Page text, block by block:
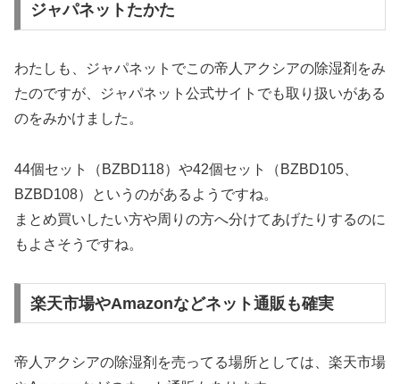
ジャパネットたかた
わたしも、ジャパネットでこの帝人アクシアの除湿剤をみ
たのですが、ジャパネット公式サイトでも取り扱いがある
のをみかけました。
44個セット（BZBD118）や42個セット（BZBD105、
BZBD108）というのがあるようですね。
まとめ買いしたい方や周りの方へ分けてあげたりするのに
もよさそうですね。
楽天市場やAmazonなどネット通販も確実
帝人アクシアの除湿剤を売ってる場所としては、楽天市場